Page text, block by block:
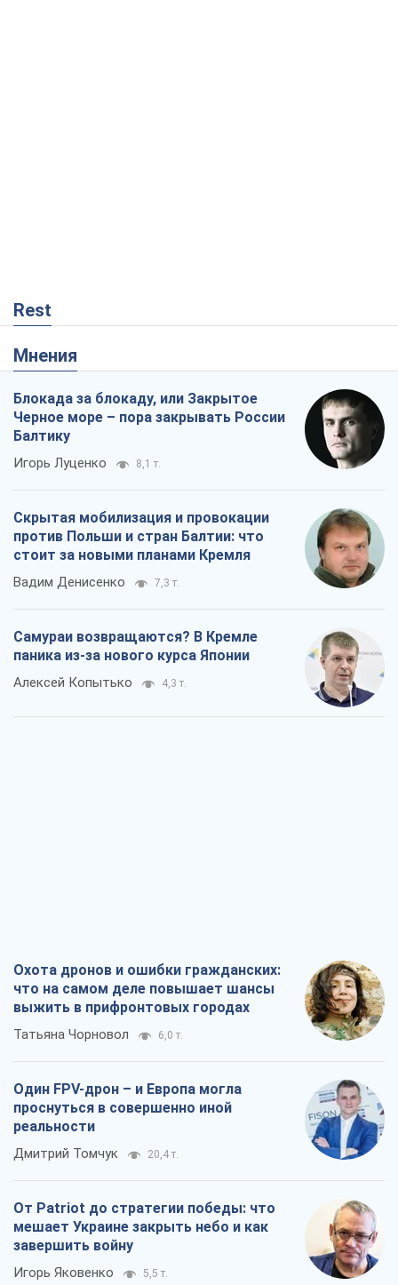
Rest
Мнения
Блокада за блокаду, или Закрытое
Черное море – пора закрывать России
Балтику
Игорь Луценко 8,1 т.
Скрытая мобилизация и провокации
против Польши и стран Балтии: что
стоит за новыми планами Кремля
Вадим Денисенко 7,3 т.
Самураи возвращаются? В Кремле
паника из-за нового курса Японии
Алексей Копытько 4,3 т.
Охота дронов и ошибки гражданских:
что на самом деле повышает шансы
выжить в прифронтовых городах
Татьяна Чорновол 6,0 т.
Один FPV-дрон – и Европа могла
проснуться в совершенно иной
реальности
Дмитрий Томчук 20,4 т.
От Patriot до стратегии победы: что
мешает Украине закрыть небо и как
завершить войну
Игорь Яковенко 5,5 т.